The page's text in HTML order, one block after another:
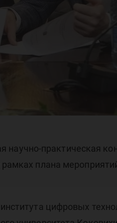
научно-практическая
плана
цифровых